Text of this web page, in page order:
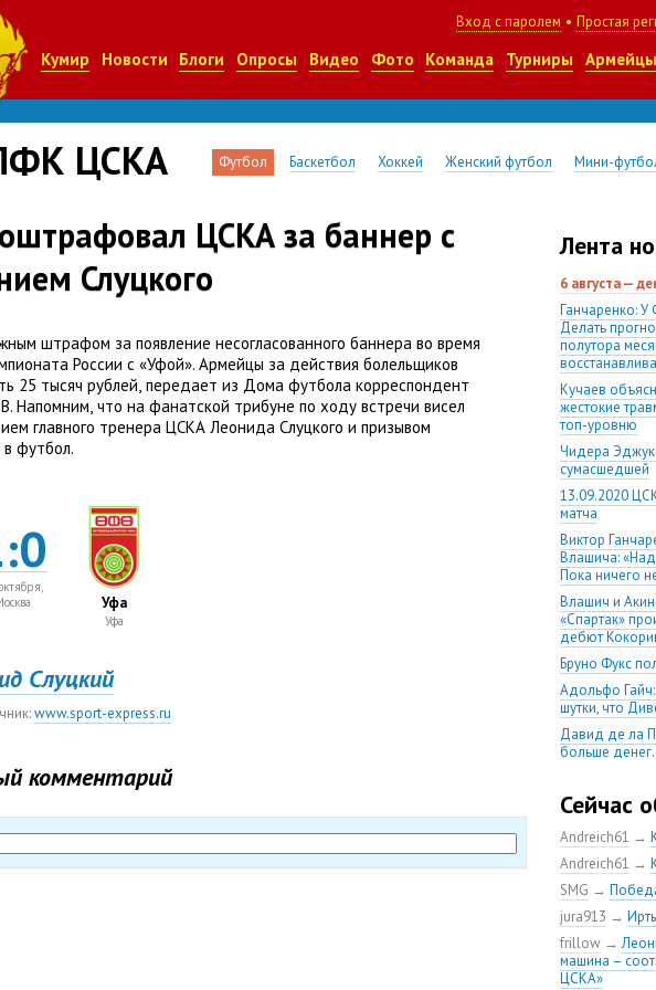
Вход с паролем • Простая
Кумир Новости Блоги Опросы Видео Фото Команда Турниры Армейцы
ЦСКА Футбол Баскетбол Хоккей Женский футбол Мини-
ЦСКА за баннер с
Слуцкого
штрафом за появление несогласованного баннера во время
России с «Уфой». Армейцы за действия болельщиков
25 тысяч рублей, передает из Дома футбола корреспондент
Напомним, что на фанатской трибуне по ходу встречи висел
главного тренера ЦСКА Леонида Слуцкого и призывом
в футбол.
Уфа
Уфа
Слуцкий
www.sport-express.ru
комментарий
Лента
6 августа —
Ганчаренко: У
Делать
полутора
Кучаев
жестокие
топ-уровню
Чидера
сумасшедшей
13.09.2020
матча
Виктор
Влашича:
Пока ничего
Влашич и
«Спартак»
дебют
Бруно Фукс
Адольфо
шутки, что
Давид де ла
больше
08.08.2020
матча
Первый матч
выпустил 11
Ганчаренко —
большие
на основного
Ганчаренко:
но Кучаеву и
Сейчас
Andreich61 →
Andreich61 →
SMG →
jura913 →
frillow →
машина –
ЦСКА»